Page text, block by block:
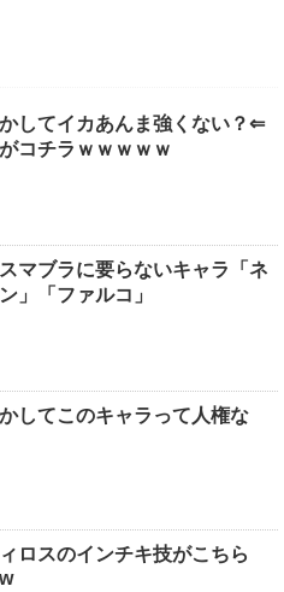
かしてイカあんま強くない？⇐
コチラｗｗｗｗｗ
マブラに要らないキャラ「ネ
」「ファルコ」
かしてこのキャラって人権な
ロスのインチキ技がこちら